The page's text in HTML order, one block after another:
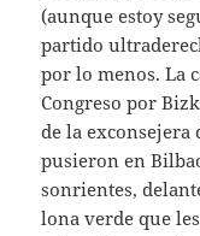
(aunque estoy
partido
por lo menos. La
Congreso por
de la exconsejera
pusieron en
sonrientes,
lona verde que